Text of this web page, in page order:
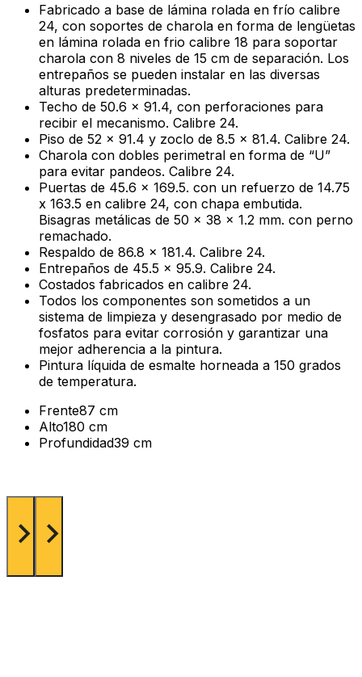
Fabricado a base de lámina rolada en frío calibre
24, con soportes de charola en forma de lengüetas
en lámina rolada en frio calibre 18 para soportar
charola con 8 niveles de 15 cm de separación. Los
entrepaños se pueden instalar en las diversas
alturas predeterminadas.
Techo de 50.6 x 91.4, con perforaciones para
recibir el mecanismo. Calibre 24.
Piso de 52 x 91.4 y zoclo de 8.5 x 81.4. Calibre 24.
Charola con dobles perimetral en forma de “U”
para evitar pandeos. Calibre 24.
Puertas de 45.6 x 169.5. con un refuerzo de 14.75
x 163.5 en calibre 24, con chapa embutida.
Bisagras metálicas de 50 x 38 x 1.2 mm. con perno
remachado.
Respaldo de 86.8 x 181.4. Calibre 24.
Entrepaños de 45.5 x 95.9. Calibre 24.
Costados fabricados en calibre 24.
Todos los componentes son sometidos a un
sistema de limpieza y desengrasado por medio de
fosfatos para evitar corrosión y garantizar una
mejor adherencia a la pintura.
Pintura líquida de esmalte horneada a 150 grados
de temperatura.
Frente87 cm
Alto180 cm
Profundidad39 cm